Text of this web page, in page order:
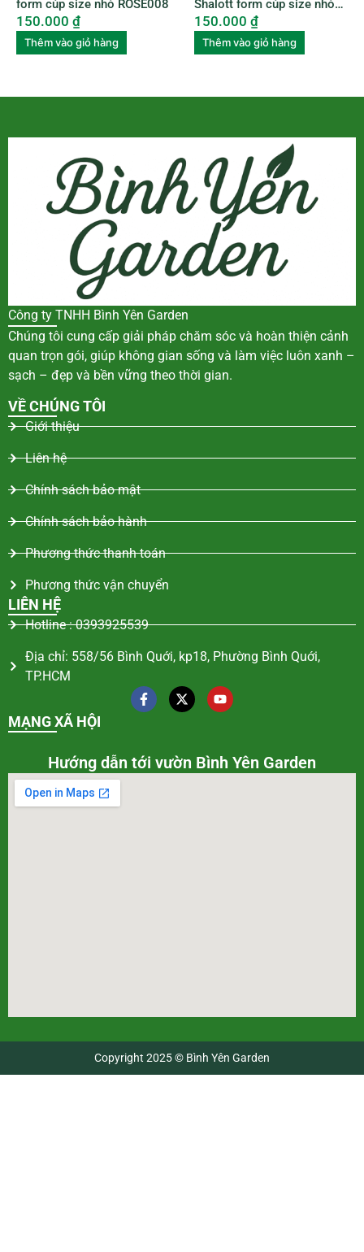
form cúp size nhỏ ROSE008
150.000 ₫
Thêm vào giỏ hàng
Shalott form cúp size nhỏ
ROSE009
150.000 ₫
Thêm vào giỏ hàng
Công ty TNHH Bình Yên Garden
Chúng tôi cung cấp giải pháp chăm sóc và hoàn thiện cảnh
quan trọn gói, giúp không gian sống và làm việc luôn xanh –
sạch – đẹp và bền vững theo thời gian.
VỀ CHÚNG TÔI
Giới thiệu
Liên hệ
Chính sách bảo mật
Chính sách bảo hành
Phương thức thanh toán
Phương thức vận chuyển
LIÊN HỆ
Hotline : 0393925539
Địa chỉ: 558/56 Bình Quới, kp18, Phường Bình Quới,
TP.HCM
MẠNG XÃ HỘI
Hướng dẫn tới vườn Bình Yên Garden
Copyright 2025 © Bình Yên Garden